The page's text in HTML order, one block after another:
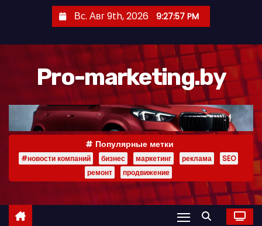
р
Вс. Авг 9th, 2026 9:27:58 PM
Pro-marketing.by
Популярные метки
#новости компаний бизнес маркетинг реклама
SEO
ремонт
продвижение